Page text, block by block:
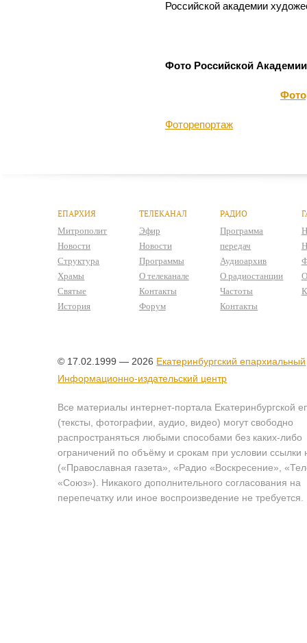
Российской академии
Фото Российской
Фоторепортаж
ЕПАРХИЯ
Митрополит
Новости
Структура
Храмы
Святые
История
ТЕЛЕКАНАЛ
Эфир
Новости
Программы
О телеканале
Контакты
Форум
РАДИО
Программа
передач
Аудиоархив
О радиостанции
Частоты
Контакты
© 17.02.1999 — 2026 Екатеринбургский епархиальный
Информационно-издательский центр
Все материалы интернет-портала Екатеринбургской
(тексты, фотографии, аудио, видео) могут свободно
распространяться любыми способами без каких-либо
ограничений по объёму и срокам при условии ссылки
(«Православная газета», «Радио «Воскресение»,
«Союз»). Никакого дополнительного согласования на
перепечатку или иное воспроизведение не требуется.